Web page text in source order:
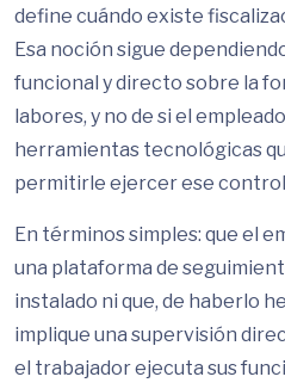
define cuándo existe
Esa noción sigue
funcional y directo sobre la
labores, y no de si el
herramientas tecnológicas
permitirle ejercer ese
En términos simples: que el
una plataforma de
instalado ni que, de haberlo
implique una supervisión
el trabajador ejecuta sus